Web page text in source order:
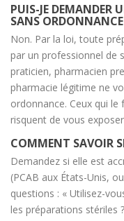
PUIS-JE DEMANDER
SANS
Non. Par la loi, toute
par un professionnel de
praticien, pharmacien
pharmacie légitime ne
ordonnance. Ceux qui
risquent de vous
COMMENT SAVOIR
Demandez si elle est
(PCAB aux États-Unis,
questions : « Utilisez-
les préparations stériles